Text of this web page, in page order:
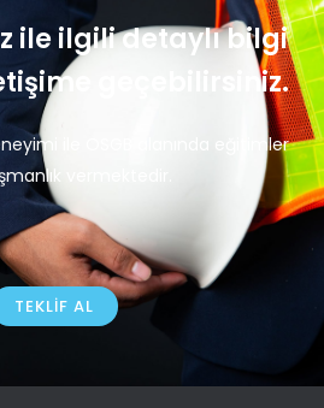
ile ilgili detaylı bilgi
geçebilirsiniz.
ile OSGB alanında eğitimler
vermektedir.
TEKLIF AL